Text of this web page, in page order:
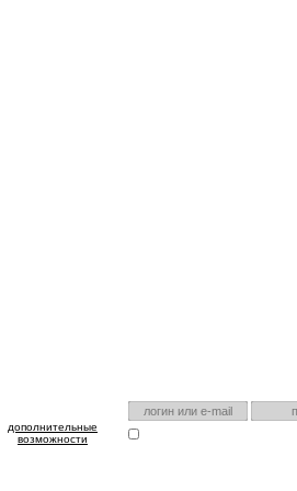
дополнительные
возможности